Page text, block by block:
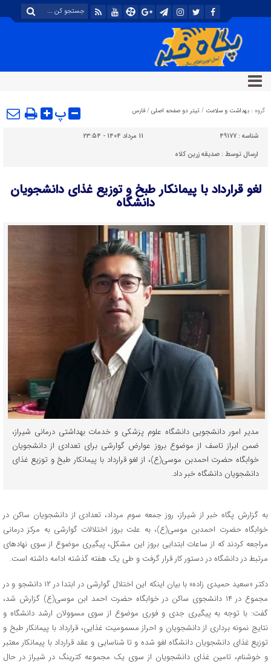
گروه : بهداشت و سلامت / تیتر دو صفحه اصلی / فارس پ
شناسه : 49177
11 مرداد 1404 - 23:54
ارسال توسط : صدیقه زرین کلاه
لغو قرارداد با پیمانکار طبخ و توزیع غذای دانشجویان
دانشگاه
مدیر امور دانشجویی دانشگاه علوم پزشکی و خدمات بهداشتی درمانی شیراز،
ضمن ابراز تاسف از موضوع بروز عوارض گوارشی برای تعدادی از دانشجویان
خوابگاه حضرت احمدبن موسی(ع)، از لغو قرارداد با پیمانکار طبخ و توزیع غذای
دانشجویان دانشگاه خبر داد.
به گزارش پگاه خبر از شیراز، روز جمعه سوم مرداد، تعدادی از دانشجویان ساکن در
خوابگاه حضرت احمدبن موسی(ع)، به علت بروز اختلالات گوارشی به مرکز درمانی
مراجعه کردند که از ساعات ابتدایی بروز این مشکل، پیگیری موضوع از سوی نهادهای
مرتبط در دانشگاه در دستور کار قرار گرفت و طی یک هفته گذشته ادامه داشته است.
دکتر «سعید حمیدی زاده» با بیان اینکه این اختلال گوارشی در ابتدا در ۱۲ دانشجو و در
مجموع در ۱۴ دانشجوی ساکن در خوابگاه حضرت احمد ابن موسی(ع) گزارش شد،
گفت: با توجه به پیگیری جدی و فوری موضوع از سوی مسوولان ارشد دانشگاه و
نتایج نمونه برداری از دانشجویان و احراز مسمومیت غذایی، قرارداد با پیمانکار طبخ و
توزیع غذای دانشجویان دانشگاه لغو شده و تا شناسایی و عقد قرارداد با پیمانکار معتبر
و خوشنام، تامین غذای دانشجویان از سوی یک مجموعه کترینگ در شیراز در حال